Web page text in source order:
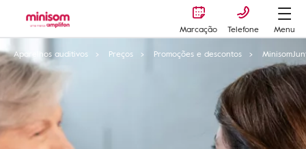
Marcação Telefone
Menu
Aparelhos auditivos
Preços Promoções e descontos